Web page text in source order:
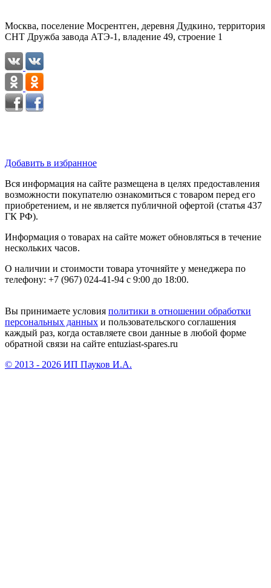
Москва, поселение Мосрентген, деревня Дудкино, территория
СНТ Дружба завода АТЭ-1, владение 49, строение 1
Добавить в избранное
Вся информация на сайте размещена в целях предоставления
возможности покупателю ознакомиться с товаром перед его
приобретением, и не является публичной офертой (статья 437
ГК РФ).
Информация о товарах на сайте может обновляться в течение
нескольких часов.
О наличии и стоимости товара уточняйте у менеджера по
телефону: +7 (967) 024-41-94 с 9:00 до 18:00.
Вы принимаете условия политики в отношении обработки
персональных данных и пользовательского соглашения
каждый раз, когда оставляете свои данные в любой форме
обратной связи на сайте entuziast-spares.ru
© 2013 - 2026 ИП Пауков И.А.